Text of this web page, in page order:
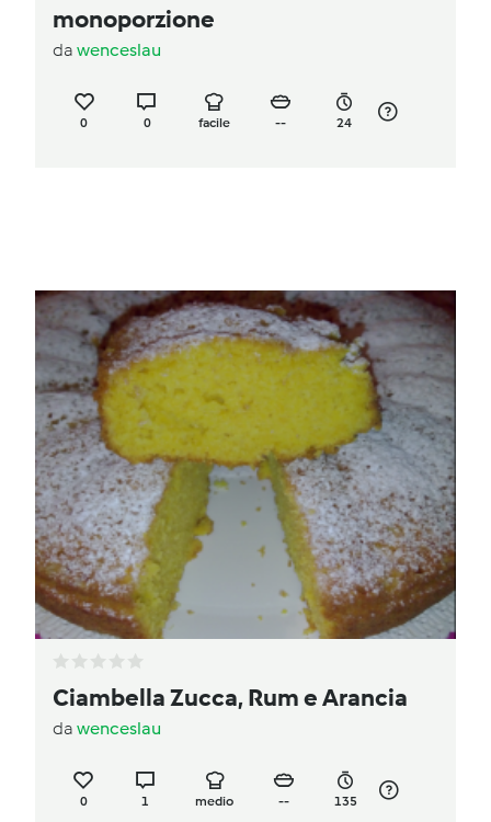
monoporzione
da wenceslau
0 0 facile -- 24
Ciambella Zucca, Rum e Arancia
da wenceslau
0 1 medio -- 135